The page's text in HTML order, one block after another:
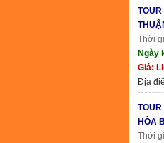
Thời
Ngày
Giá:
Địa
TOUR
HÒA
Thời